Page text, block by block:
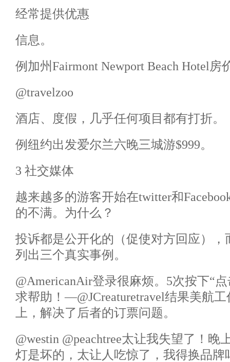
经常提供优惠
信息。
例加州Fairmont Newport Beach Hotel房
@travelzoo
酒店、度假，几乎任何项目都有打折。
例纽约出发爱尔兰六晚三城游$999。
3 社交媒体
越来越多的游客开始在twitter和
的不满。为什么？
投诉都是公开化的（促使对方回应）
列出三个真实事例。
@AmericanAir登录很麻烦。5次按下“
求帮助！—@JCreaturetravel结果美航
上，解决了后者的订票问题。
@westin @peachtree太让我失望了！晚
灯是坏的，太让人吃惊了，我得换品牌